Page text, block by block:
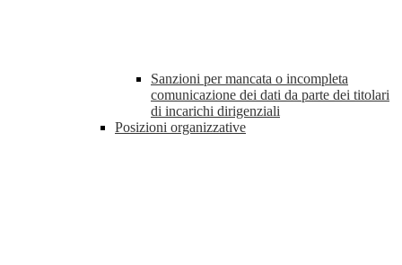
Sanzioni per mancata o incompleta
comunicazione dei dati da parte dei titolari
di incarichi dirigenziali
Posizioni organizzative